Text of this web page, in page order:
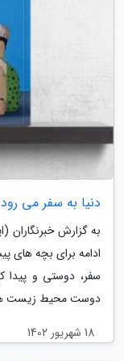
دنیا به سفر می
به گزارش خبرنگاران
ادامه برای بچه های
سفر، دوستی و پیدا
دوست محیط زیست
18 شهریور 1402